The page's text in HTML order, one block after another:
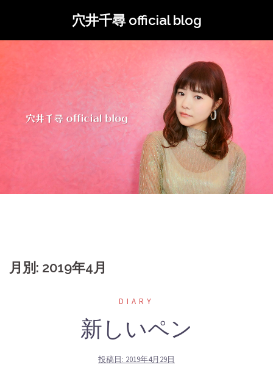
テ
穴井千尋 official blog
月別: 2019年4月
DIARY
新しいペン
投稿日: 2019年4月29日